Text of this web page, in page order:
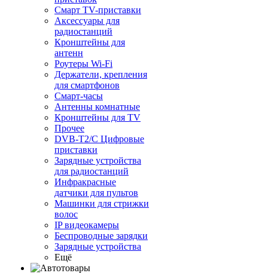
Смарт ТV-приставки
Аксессуары для
радиостанций
Кронштейны для
антенн
Роутеры Wi-Fi
Держатели, крепления
для смартфонов
Смарт-часы
Антенны комнатные
Кронштейны для TV
Прочее
DVB-T2/C Цифровые
приставки
Зарядные устройства
для радиостанций
Инфракрасные
датчики для пультов
Машинки для стрижки
волос
IP видеокамеры
Беспроводные зарядки
Зарядные устройства
Ещё